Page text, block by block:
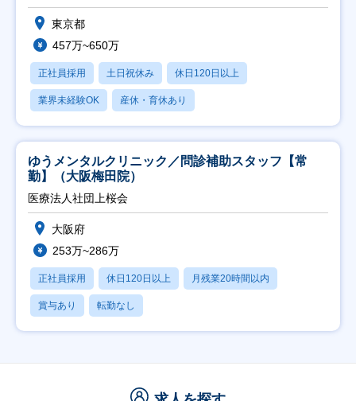
東京都
457万~650万
正社員採用 土日祝休み 休日120日以上
業界未経験OK 産休・育休あり
ゆうメンタルクリニック／問診補助スタッフ【常
勤】（大阪梅田院）
医療法人社団上桜会
大阪府
253万~286万
正社員採用 休日120日以上 月残業20時間以内
賞与あり 転勤なし